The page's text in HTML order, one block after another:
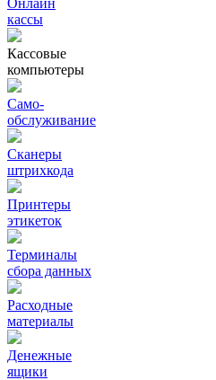
Онлайн
кассы
Кассовые
компьютеры
Само-
обслуживание
Сканеры
штрихкода
Принтеры
этикеток
Терминалы
сбора данных
Расходные
материалы
Денежные
ящики